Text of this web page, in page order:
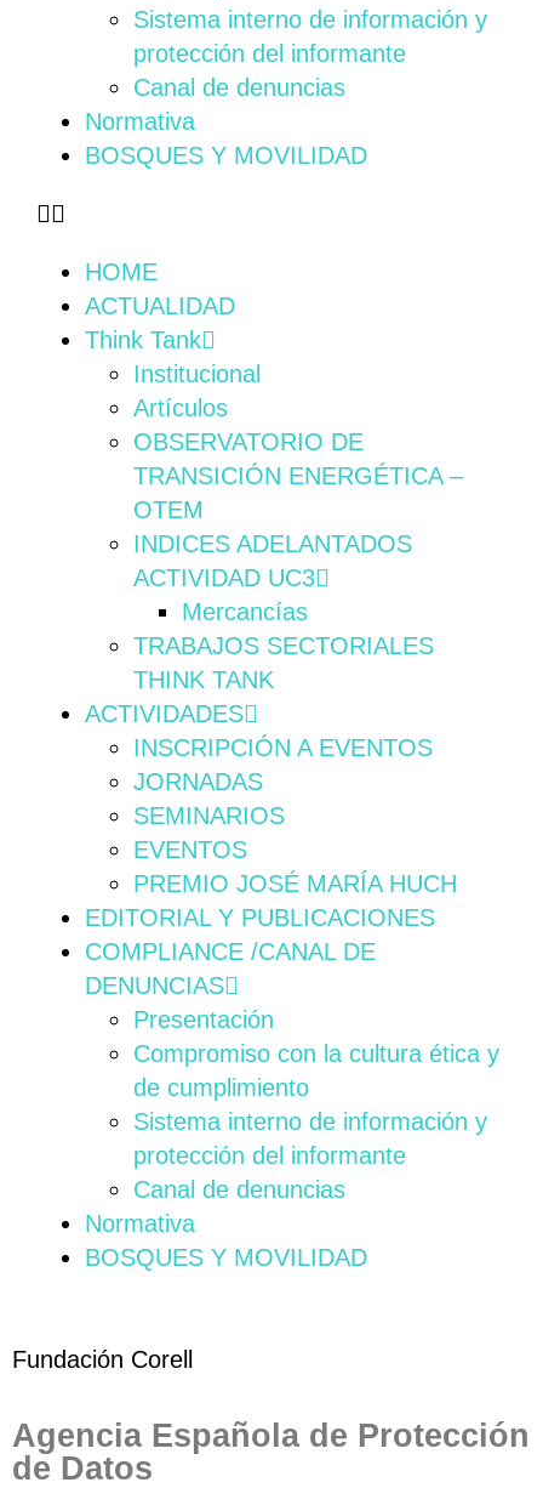
Sistema interno de información y
protección del informante
Canal de denuncias
Normativa
BOSQUES Y MOVILIDAD
HOME
ACTUALIDAD
Think Tank
Institucional
Artículos
OBSERVATORIO DE
TRANSICIÓN ENERGÉTICA –
OTEM
INDICES ADELANTADOS
ACTIVIDAD UC3
Mercancías
TRABAJOS SECTORIALES
THINK TANK
ACTIVIDADES
INSCRIPCIÓN A EVENTOS
JORNADAS
SEMINARIOS
EVENTOS
PREMIO JOSÉ MARÍA HUCH
EDITORIAL Y PUBLICACIONES
COMPLIANCE /CANAL DE
DENUNCIAS
Presentación
Compromiso con la cultura ética y
de cumplimiento
Sistema interno de información y
protección del informante
Canal de denuncias
Normativa
BOSQUES Y MOVILIDAD
Fundación Corell
Agencia Española de Protección
de Datos